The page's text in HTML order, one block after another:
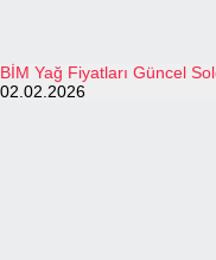
BİM Yağ Fiyatları Güncel
02.02.2026